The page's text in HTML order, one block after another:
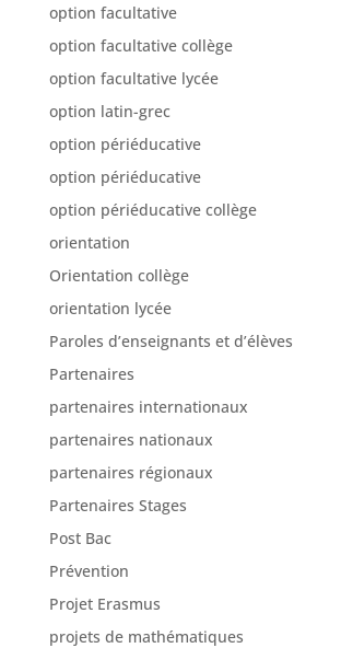
option facultative
option facultative collège
option facultative lycée
option latin-grec
option périéducative
option périéducative
option périéducative collège
orientation
Orientation collège
orientation lycée
Paroles d’enseignants et d’élèves
Partenaires
partenaires internationaux
partenaires nationaux
partenaires régionaux
Partenaires Stages
Post Bac
Prévention
Projet Erasmus
projets de mathématiques